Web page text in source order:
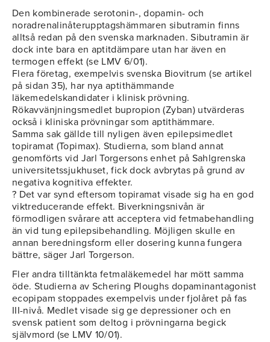
Den kombinerade serotonin-, dopamin- och
noradrenalinåterupptagshämmaren sibutramin finns
alltså redan på den svenska marknaden. Sibutramin är
dock inte bara en aptitdämpare utan har även en
termogen effekt (se LMV 6/01).
Flera företag, exempelvis svenska Biovitrum (se artikel
på sidan 35), har nya aptithämmande
läkemedelskandidater i klinisk prövning.
Rökavvänjningsmedlet bupropion (Zyban) utvärderas
också i kliniska prövningar som aptithämmare.
Samma sak gällde till nyligen även epilepsimedlet
topiramat (Topimax). Studierna, som bland annat
genomförts vid Jarl Torgersons enhet på Sahlgrenska
universitetssjukhuset, fick dock avbrytas på grund av
negativa kognitiva effekter.
? Det var synd eftersom topiramat visade sig ha en god
viktreducerande effekt. Biverkningsnivån är
förmodligen svårare att acceptera vid fetmabehandling
än vid tung epilepsibehandling. Möjligen skulle en
annan beredningsform eller dosering kunna fungera
bättre, säger Jarl Torgerson.
Fler andra tilltänkta fetmaläkemedel har mött samma
öde. Studierna av Schering Ploughs dopaminantagonist
ecopipam stoppades exempelvis under fjolåret på fas
III-nivå. Medlet visade sig ge depressioner och en
svensk patient som deltog i prövningarna begick
självmord (se LMV 10/01).